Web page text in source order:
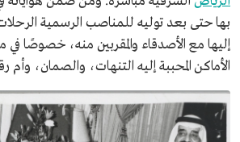
بها حتى بعد توليه للمناصب الرسمية
إليها مع الأصدقاء والمقربين منه، خصوصًا
الأماكن المحببة إليه التنهات، والصمان، وأم